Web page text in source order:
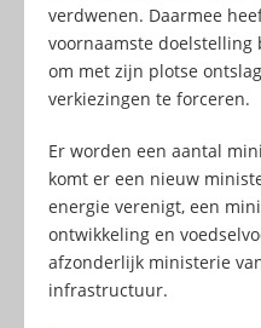
verdwenen. Daarmee
voornaamste
om met zijn plotse
verkiezingen te forceren.
Er worden een aantal
komt er een nieuw
energie verenigt, een
ontwikkeling en
afzonderlijk ministerie
infrastructuur.